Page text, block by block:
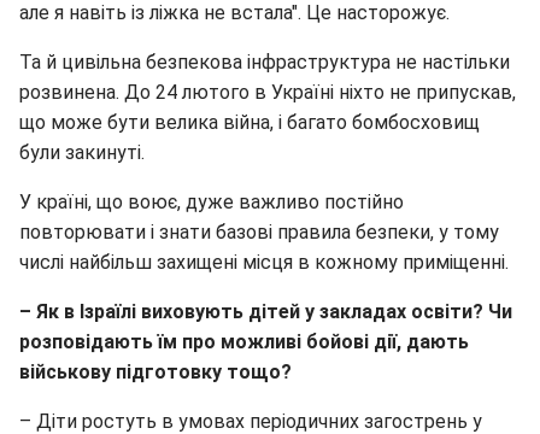
але я навіть із ліжка не встала". Це насторожує.
Та й цивільна безпекова інфраструктура не настільки
розвинена. До 24 лютого в Україні ніхто не припускав,
що може бути велика війна, і багато бомбосховищ
були закинуті.
У країні, що воює, дуже важливо постійно
повторювати і знати базові правила безпеки, у тому
числі найбільш захищені місця в кожному приміщенні.
– Як в Ізраїлі виховують дітей у закладах освіти? Чи
розповідають їм про можливі бойові дії, дають
військову підготовку тощо?
– Діти ростуть в умовах періодичних загострень у